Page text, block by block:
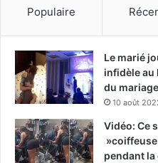
Populaire
Le marié
infidèle au
du mariage
10 août
Vidéo: Ce
pendant la